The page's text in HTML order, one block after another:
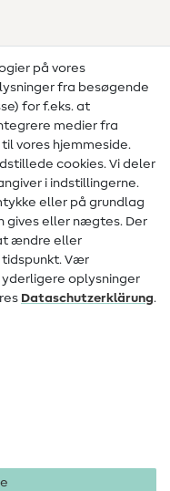
på vores
fra besøgende
for f.eks. at
medier fra
vores hjemmeside.
cookies. Vi deler
i indstillingerne.
eller på grundlag
gives eller nægtes. Der
ændre eller
Vær
yderligere oplysninger
Data­schutz­erklärung.